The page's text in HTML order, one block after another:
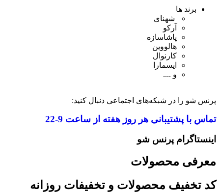
برند ها
شهنای
آرکو
پاشاسازه
هالووین
کارنوال
ایسمارا
و ....
پرنس شو را در شبکه‌های اجتماعی دنبال کنید:
تماس با پشتیبانی هر روز هفته از ساعت 9-22
اینستاگرام پرنس شو
معرفی محصولات
کد تخفیف محصولات و تخفیفات روزانه